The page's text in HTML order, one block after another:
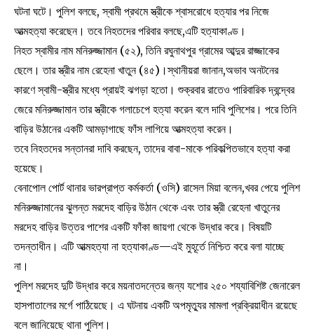
ঘটনা ঘটে। পুলিশ বলছে, স্বামী প্রথমে স্ত্রীকে শ্বাসরোধে হত্যার পর নিজে
আত্মহত্যা করেছেন। তবে নিহতদের পরিবার বলছে,এটি হত্যাকাণ্ড।
নিহত স্বামীর নাম মনিরুজ্জামান (৫২), তিনি রঘুনাথপুর গ্রামের আব্দুর রাজ্জাকের
ছেলে। তার স্ত্রীর নাম রেহেনা খাতুন (৪৫)।স্থানীয়রা জানান,অভাব অনটনের
কারণে স্বামী-স্ত্রীর মধ্যে প্রায়ই ঝগড়া হতো। শুক্রবার রাতেও পারিবারিক দ্বন্দ্বের
জেরে মনিরুজ্জামান তার স্ত্রীকে গলাচেপে হত্যা করেন বলে দাবি পুলিশের। পরে তিনি
বাড়ির উঠানের একটি আমড়াগাছে ফাঁস লাগিয়ে আত্মহত্যা করেন।
তবে নিহতদের সন্তানরা দাবি করছেন, তাদের বাবা-মাকে পরিকল্পিতভাবে হত্যা করা
হয়েছে।
বেনাপোল পোর্ট থানার ভারপ্রাপ্ত কর্মকর্তা (ওসি) রাসেল মিয়া বলেন,খবর পেয়ে পুলিশ
মনিরুজ্জামানের ঝুলন্ত মরদেহ বাড়ির উঠান থেকে এবং তার স্ত্রী রেহেনা খাতুনের
মরদেহ বাড়ির উত্তর পাশের একটি ফাঁকা জায়গা থেকে উদ্ধার করে। বিষয়টি
তদন্তাধীন। এটি আত্মহত্যা না হত্যাকাণ্ড—এই মুহূর্তে নিশ্চিত করে বলা যাচ্ছে
না।
পুলিশ মরদেহ দুটি উদ্ধার করে ময়নাতদন্তের জন্য যশোর ২৫০ শয্যাবিশিষ্ট জেনারেল
হাসপাতালের মর্গে পাঠিয়েছে। এ ঘটনায় একটি অপমৃত্যুর মামলা প্রক্রিয়াধীন রয়েছে
বলে জানিয়েছে থানা পুলিশ।